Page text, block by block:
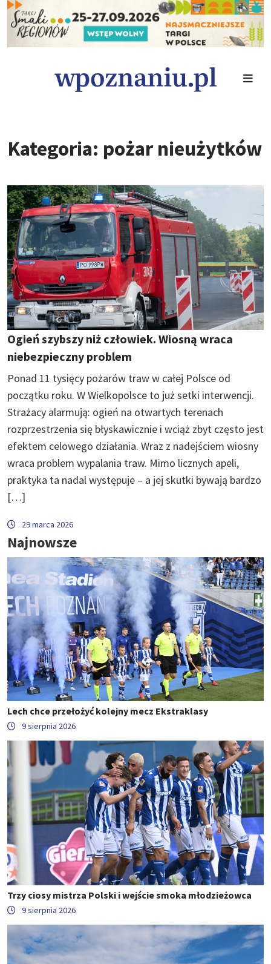
Kategoria: pożar nieużytków
Ogień szybszy niż człowiek. Wiosną wraca
niebezpieczny problem
Ponad 11 tysięcy pożarów traw w całej Polsce od
początku roku. W Wielkopolsce to już setki interwencji.
Strażacy alarmują: ogień na otwartych terenach
rozprzestrzenia się błyskawicznie i wciąż zbyt często jest
efektem celowego działania. Wraz z nadejściem wiosny
wraca problem wypalania traw. Mimo licznych apeli,
praktyka ta nadal występuje – a jej skutki bywają bardzo
[…]
29 marca 2026
Najnowsze
Lech chce przełożyć kolejny mecz Ekstraklasy
9 sierpnia 2026
Trzy ciosy mistrza Polski i wejście smoka młodzieżowca
9 sierpnia 2026